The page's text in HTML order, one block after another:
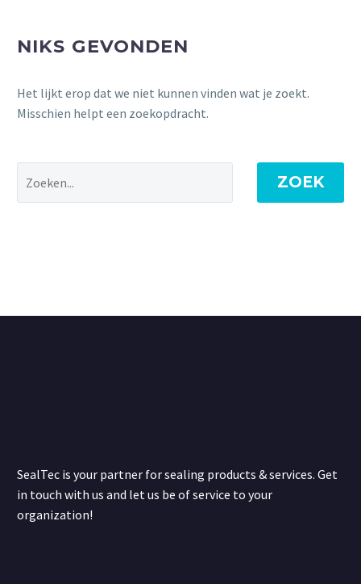
NIKS GEVONDEN
Het lijkt erop dat we niet kunnen vinden wat je zoekt.
Misschien helpt een zoekopdracht.
ZOEK
SealTec is your partner for sealing products & services. Get
in touch with us and let us be of service to your
organization!